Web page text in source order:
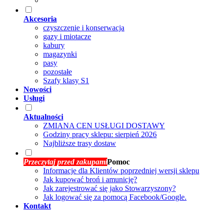
Akcesoria
czyszczenie i konserwacja
gazy i miotacze
kabury
magazynki
pasy
pozostałe
Szafy klasy S1
Nowości
Usługi
Aktualności
ZMIANA CEN USŁUGI DOSTAWY
Godziny pracy sklepu: sierpień 2026
Najbliższe trasy dostaw
Przeczytaj przed zakupamiPomoc
Informacje dla Klientów poprzedniej wersji sklepu
Jak kupować broń i amunicję?
Jak zarejestrować się jako Stowarzyszony?
Jak logować się za pomocą Facebook/Google.
Kontakt